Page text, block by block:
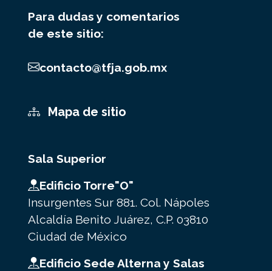
Para dudas y comentarios
de este sitio:
contacto@tfja.gob.mx
Mapa de sitio
Sala Superior
Edificio Torre"O"
Insurgentes Sur 881. Col. Nápoles
Alcaldía Benito Juárez, C.P. 03810
Ciudad de México
Edificio Sede Alterna y Salas